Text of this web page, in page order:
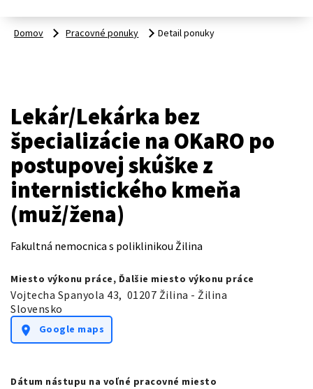
Domov Pracovné ponuky Detail ponuky
Lekár/Lekárka bez
špecializácie na OKaRO po
postupovej skúške z
internistického kmeňa
(muž/žena)
Fakultná nemocnica s poliklinikou Žilina
Miesto výkonu práce, Ďalšie miesto výkonu práce
Vojtecha Spanyola 43, 01207 Žilina - Žilina
Slovensko
location_on
Google maps
Dátum nástupu na voľné pracovné miesto